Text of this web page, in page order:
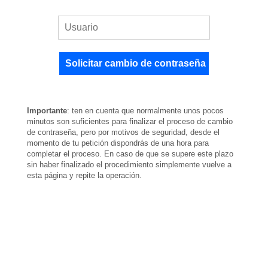
Importante: ten en cuenta que normalmente unos pocos
minutos son suficientes para finalizar el proceso de cambio
de contraseña, pero por motivos de seguridad, desde el
momento de tu petición dispondrás de una hora para
completar el proceso. En caso de que se supere este plazo
sin haber finalizado el procedimiento simplemente vuelve a
esta página y repite la operación.